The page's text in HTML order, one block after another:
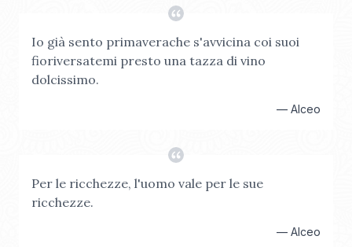
Io già sento primaverache s'avvicina coi suoi
fioriversatemi presto una tazza di vino
dolcissimo.
— Alceo
Per le ricchezze, l'uomo vale per le sue
ricchezze.
— Alceo